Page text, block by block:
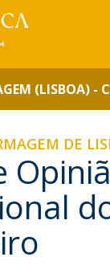
(LISBOA) -
DE